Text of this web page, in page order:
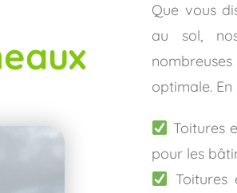
Que vous
au sol,
optimale.
Toitures
pour les
Toitures